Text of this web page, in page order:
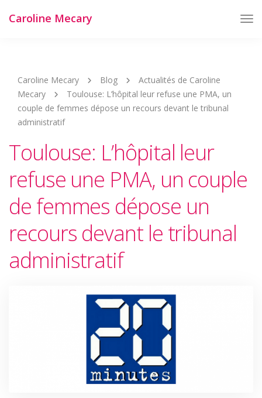
Caroline Mecary
Caroline Mecary Blog
Actualités de Caroline
Mecary
Toulouse: L’hôpital leur refuse une PMA, un
couple de femmes dépose un recours devant le tribunal
administratif
Toulouse: L’hôpital leur
refuse une PMA, un couple
de femmes dépose un
recours devant le tribunal
administratif